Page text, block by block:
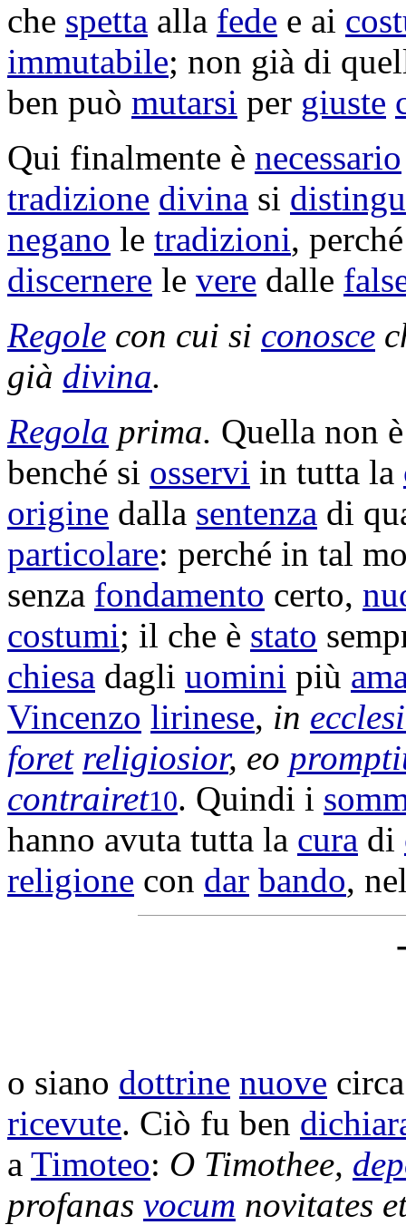
che spetta alla fede e ai
immutabile; non già di
ben può mutarsi per giuste
Qui finalmente è necessario
tradizione divina si
negano le tradizioni,
discernere le vere dalle
Regole con cui si conosce
già divina.
Regola prima. Quella non
benché si osservi in tutta la
origine dalla sentenza di
particolare: perché in tal
senza fondamento certo,
costumi; il che è stato
chiesa dagli uomini più
Vincenzo lirinese, in
foret religiosior, eo
contrairet10. Quindi i
hanno avuta tutta la cura di
religione con dar bando,
o siano dottrine nuove
ricevute. Ciò fu ben
a Timoteo: O Timothee,
profanas vocum novitates